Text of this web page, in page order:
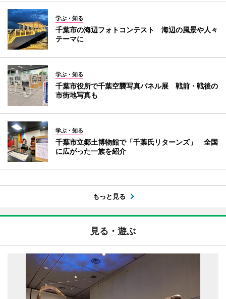
学ぶ・知る
千葉市の海辺フォトコンテスト 海辺の風景や人々
テーマに
学ぶ・知る
千葉市役所で千葉空襲写真パネル展 戦前・戦後の
市街地写真も
学ぶ・知る
千葉市立郷土博物館で「千葉氏リターンズ」 全国
に広がった一族を紹介
もっと見る
見る・遊ぶ